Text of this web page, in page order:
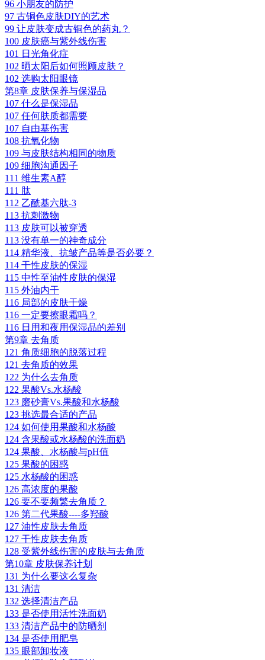
96 小朋友的防护
97 古铜色皮肤DIY的艺术
99 让皮肤变成古铜色的药丸？
100 皮肤癌与紫外线伤害
101 日光角化症
102 晒太阳后如何照顾皮肤？
102 选购太阳眼镜
第8章 皮肤保养与保湿品
107 什么是保湿品
107 任何肤质都需要
107 自由基伤害
108 抗氧化物
109 与皮肤结构相同的物质
109 细胞沟通因子
111 维生素A醇
111 肽
112 乙酰基六肽-3
113 抗刺激物
113 皮肤可以被穿透
113 没有单一的神奇成分
114 精华液、抗皱产品等是否必要？
114 干性皮肤的保湿
115 中性至油性皮肤的保湿
115 外油内干
116 局部的皮肤干燥
116 一定要擦眼霜吗？
116 日用和夜用保湿品的差别
第9章 去角质
121 角质细胞的脱落过程
121 去角质的效果
122 为什么去角质
122 果酸Vs.水杨酸
123 磨砂膏Vs.果酸和水杨酸
123 挑选最合适的产品
124 如何使用果酸和水杨酸
124 含果酸或水杨酸的洗面奶
124 果酸、水杨酸与pH值
125 果酸的困惑
125 水杨酸的困惑
126 高浓度的果酸
126 要不要频繁去角质？
126 第二代果酸----多羟酸
127 油性皮肤去角质
127 干性皮肤去角质
128 受紫外线伤害的皮肤与去角质
第10章 皮肤保养计划
131 为什么要这么复杂
131 清洁
132 选择清洁产品
133 是否使用活性洗面奶
133 清洁产品中的防晒剂
134 是否使用肥皂
135 眼部卸妆液